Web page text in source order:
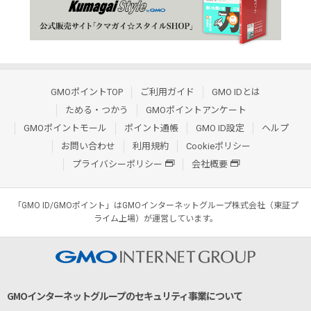
GMOポイントTOP ご利用ガイド
GMO IDとは
ためる・つかう
GMOポイントアンケート
GMOポイントモール
ポイント通帳 GMO ID設定
ヘルプ
お問い合わせ
利用規約
Cookieポリシー
プライバシーポリシー
会社概要
「GMO ID/GMOポイント」はGMOインターネットグループ株式会社（東証プ
ライム上場）が運営しています。
GMOインターネットグループのセキュリティ事業について